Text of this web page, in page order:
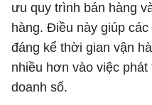
ưu quy trình bán hàng
hàng. Điều này giúp
đáng kể thời gian vận
nhiều hơn vào việc
doanh số.